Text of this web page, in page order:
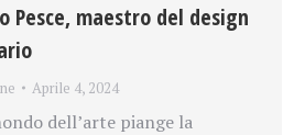
Pesce, maestro del design
Aprile 4, 2024
dell’arte piange la